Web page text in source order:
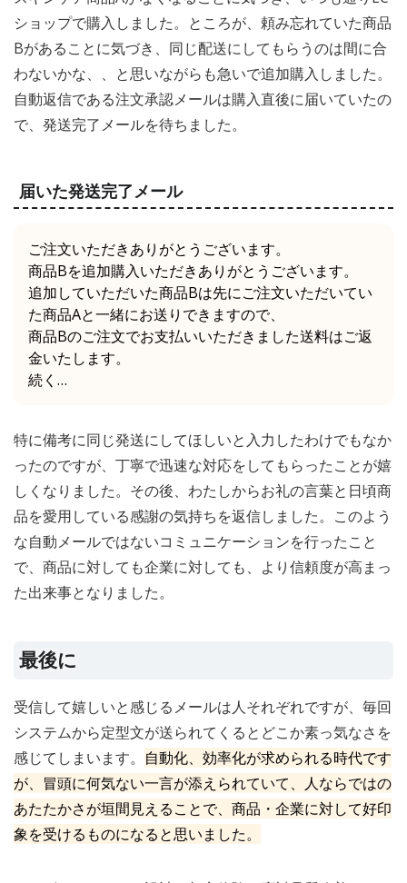
ショップで購入しました。ところが、頼み忘れていた商品
Bがあることに気づき、同じ配送にしてもらうのは間に合
わないかな、、と思いながらも急いで追加購入しました。
自動返信である注文承認メールは購入直後に届いていたの
で、発送完了メールを待ちました。
届いた発送完了メール
ご注文いただきありがとうございます。
商品Bを追加購入いただきありがとうございます。
追加していただいた商品Bは先にご注文いただいてい
た商品Aと一緒にお送りできますので、
商品Bのご注文でお支払いいただきました送料はご返
金いたします。
続く…
特に備考に同じ発送にしてほしいと入力したわけでもなか
ったのですが、丁寧で迅速な対応をしてもらったことが嬉
しくなりました。その後、わたしからお礼の言葉と日頃商
品を愛用している感謝の気持ちを返信しました。このよう
な自動メールではないコミュニケーションを行ったこと
で、商品に対しても企業に対しても、より信頼度が高まっ
た出来事となりました。
最後に
受信して嬉しいと感じるメールは人それぞれですが、毎回
システムから定型文が送られてくるとどこか素っ気なさを
感じてしまいます。 自動化、効率化が求められる時代です
が、冒頭に何気ない一言が添えられていて、人ならではの
あたたかさが垣間見えることで、商品・企業に対して好印
象を受けるものになると思いました。